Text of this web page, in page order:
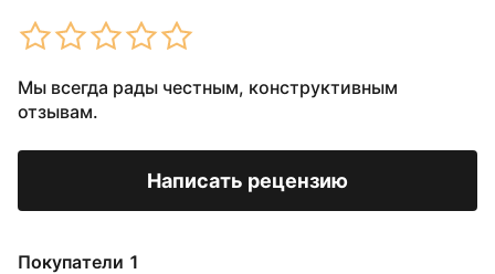
Мы всегда рады честным, конструктивным
отзывам.
Написать рецензию
Покупатели 1